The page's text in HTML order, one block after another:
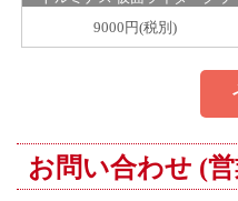
ィメットフォーム/アメイジン
グマイティ
9000円(税別)
お問い合わせ (